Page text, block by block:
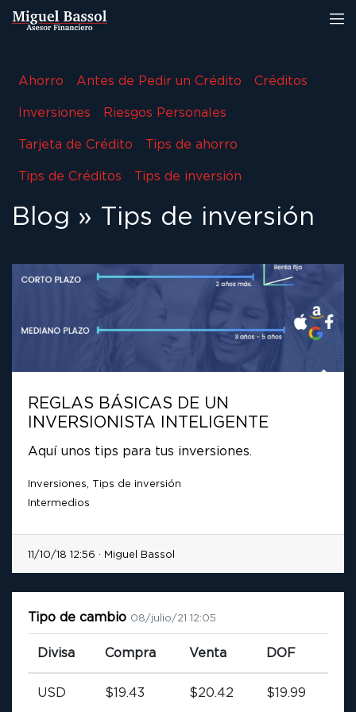
Ahorro Antes de Pedir un Crédito Créditos
Inversiones Riesgos Personales
Tarjeta de Crédito Tips de ahorro
Tips de Créditos Tips de inversión
Blog » Tips de inversión
REGLAS BÁSICAS DE UN
INVERSIONISTA INTELIGENTE
Aquí unos tips para tus inversiones.
Inversiones, Tips de inversión
Intermedios
11/10/18 12:56 · Miguel Bassol
Tipo de cambio 08/julio/21 12:05
Divisa Compra Venta DOF
USD $19.43 $20.42 $19.99